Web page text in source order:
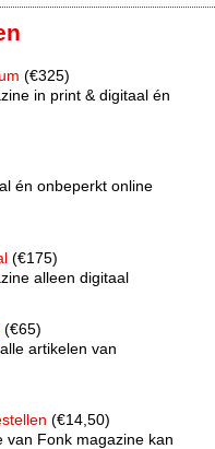
(€325)
in print & digitaal én
én onbeperkt online
(€175)
alleen digitaal
(€65)
artikelen van
(€14,50)
van Fonk magazine kan